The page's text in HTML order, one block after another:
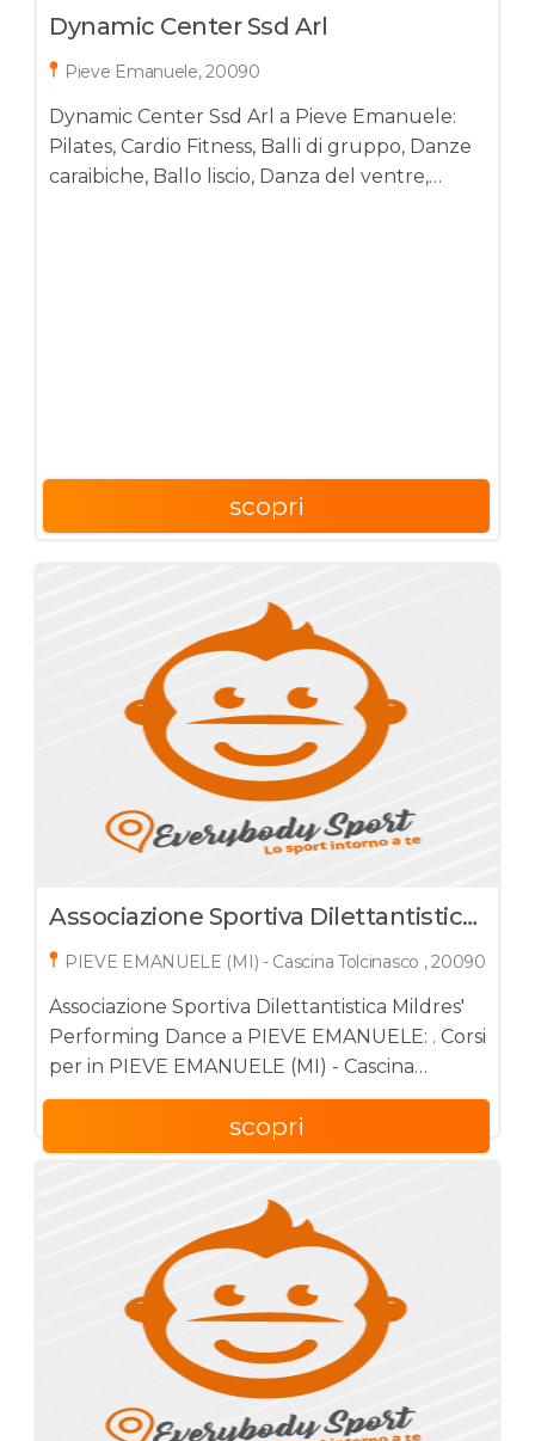
Dynamic Center Ssd Arl
Pieve Emanuele, 20090
Dynamic Center Ssd Arl a Pieve Emanuele:
Pilates, Cardio Fitness, Balli di gruppo, Danze
caraibiche, Ballo liscio, Danza del ventre,
scopri
Associazione Sportiva Dilettantistica
Mildres' Performing Dance
PIEVE EMANUELE (MI) - Cascina Tolcinasco , 20090
Associazione Sportiva Dilettantistica Mildres'
Performing Dance a PIEVE EMANUELE: . Corsi
per in PIEVE EMANUELE (MI) - Cascina
Tolcinasco , 20090
scopri